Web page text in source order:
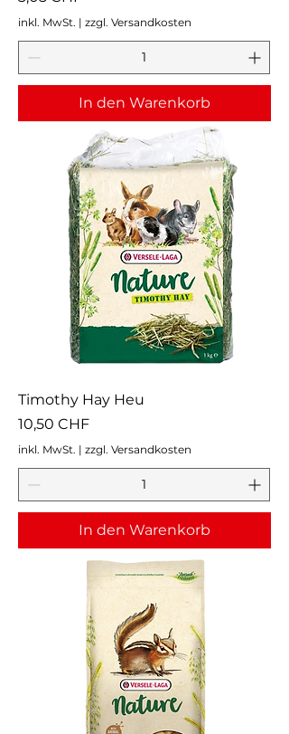
inkl. MwSt. | zzgl. Versandkosten
In den Warenkorb
Timothy Hay Heu
Preis
10,50 CHF
inkl. MwSt. | zzgl. Versandkosten
In den Warenkorb